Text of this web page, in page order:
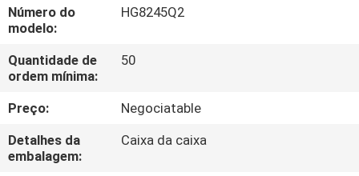
CONTROLE
DA
QUALIDADE
CONTACTE-
NOS
Número do
modelo:
HG8245Q2
Quantidade de
ordem mínima:
50
Preço:
Negociatable
Detalhes da
embalagem:
Caixa da caixa